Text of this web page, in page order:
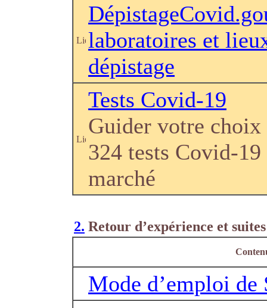
laboratoires et
dépistage
Tests Covid-19
Guider votre
324 tests Covid-19
marché
2. Retour d’expérience et suites
Mode d’emploi de